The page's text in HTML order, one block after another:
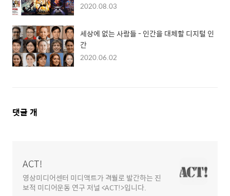
2020.08.03
세상에 없는 사람들 - 인간을 대체할 디지털 인
간
2020.06.02
댓
댓글 개
ACT!
영상미디어센터 미디액트가 격월로 발간하는 진
보적 미디어운동 연구 저널 <ACT!>입니다.